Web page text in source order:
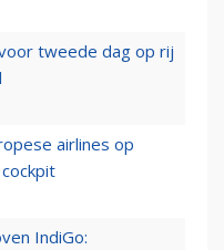
tweede dag op rij
airlines op
IndiGo: